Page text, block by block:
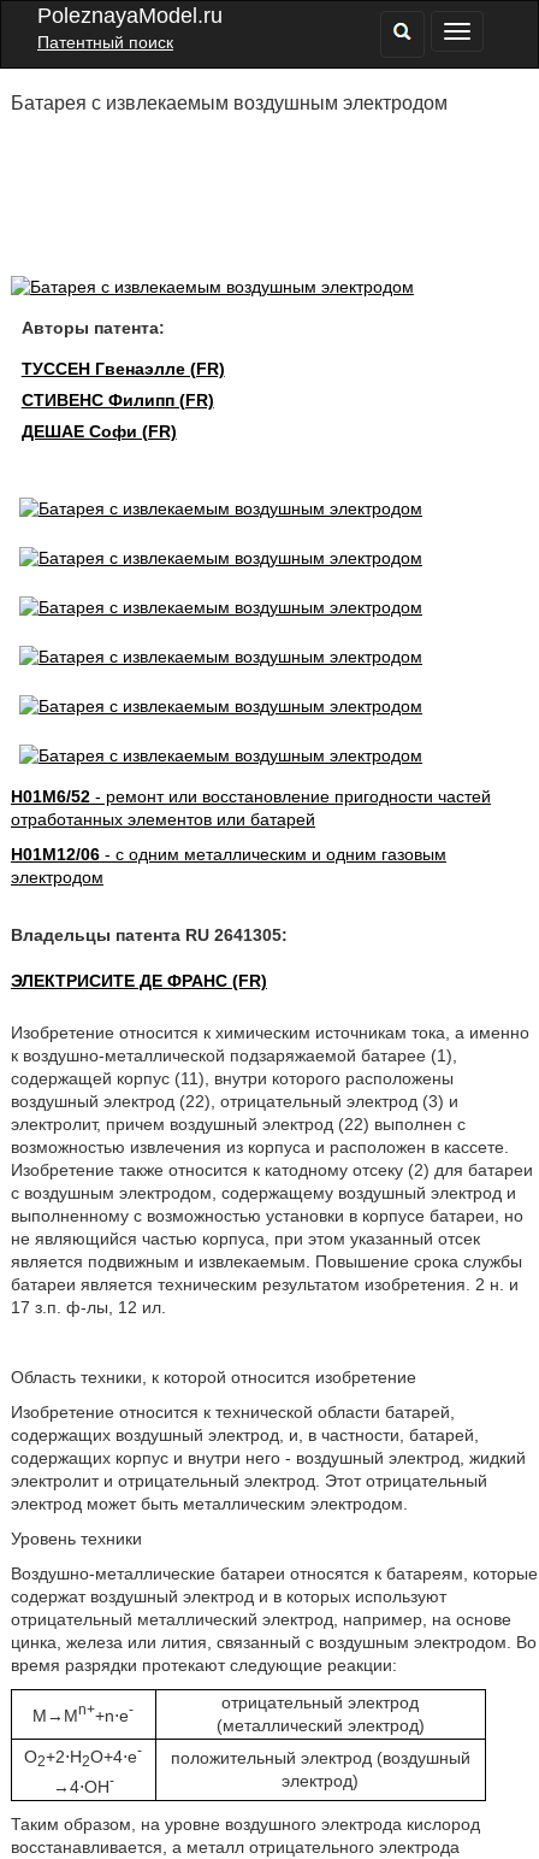
PoleznayaModel.ru
Патентный поиск
Батарея с извлекаемым воздушным электродом
Авторы патента:
ТУССЕН Гвенаэлле (FR)
СТИВЕНС Филипп (FR)
ДЕШАЕ Софи (FR)
H01M6/52- ремонт или восстановление пригодности частей
отработанных элементов или батарей
H01M12/06- с одним металлическим и одним газовым
электродом
Владельцы патента RU 2641305:
ЭЛЕКТРИСИТЕ ДЕ ФРАНС (FR)
Изобретение относится к химическим источникам тока, а именно
к воздушно-металлической подзаряжаемой батарее (1),
содержащей корпус (11), внутри которого расположены
воздушный электрод (22), отрицательный электрод (3) и
электролит, причем воздушный электрод (22) выполнен с
возможностью извлечения из корпуса и расположен в кассете.
Изобретение также относится к катодному отсеку (2) для батареи
с воздушным электродом, содержащему воздушный электрод и
выполненному с возможностью установки в корпусе батареи, но
не являющийся частью корпуса, при этом указанный отсек
является подвижным и извлекаемым. Повышение срока службы
батареи является техническим результатом изобретения. 2 н. и
17 з.п. ф-лы, 12 ил.
Область техники, к которой относится изобретение
Изобретение относится к технической области батарей,
содержащих воздушный электрод, и, в частности, батарей,
содержащих корпус и внутри него - воздушный электрод, жидкий
электролит и отрицательный электрод. Этот отрицательный
электрод может быть металлическим электродом.
Уровень техники
Воздушно-металлические батареи относятся к батареям, которые
содержат воздушный электрод и в которых используют
отрицательный металлический электрод, например, на основе
цинка, железа или лития, связанный с воздушным электродом. Во
время разрядки протекают следующие реакции:
M→Mn++n⋅e-
отрицательный электрод
(металлический электрод)
O2+2⋅H2O+4⋅e-
→4⋅OH-
положительный электрод (воздушный
электрод)
Таким образом, на уровне воздушного электрода кислород
восстанавливается, а металл отрицательного электрода